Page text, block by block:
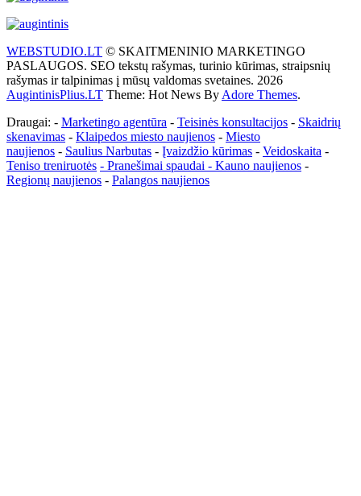
WEBSTUDIO.LT © SKAITMENINIO MARKETINGO
PASLAUGOS. SEO tekstų rašymas, turinio kūrimas, straipsnių
rašymas ir talpinimas į mūsų valdomas svetaines. 2026
AugintinisPlius.LT Theme: Hot News By Adore Themes.
Draugai: - Marketingo agentūra - Teisinės konsultacijos - Skaidrių
skenavimas - Klaipedos miesto naujienos - Miesto
naujienos - Saulius Narbutas - Įvaizdžio kūrimas - Veidoskaita -
Teniso treniruotės - Pranešimai spaudai - Kauno naujienos -
Regionų naujienos - Palangos naujienos